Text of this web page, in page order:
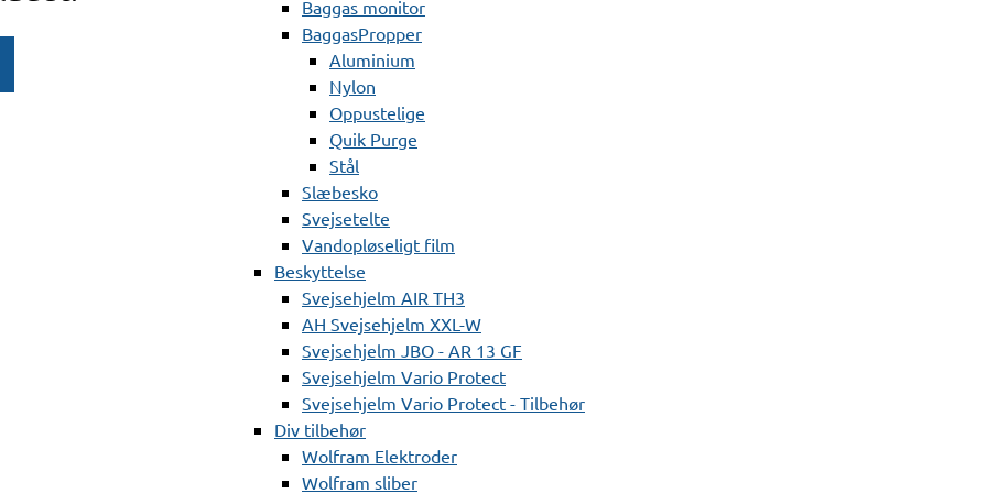
Baggas monitor
BaggasPropper
Aluminium
Nylon
Oppustelige
Quik Purge
Stål
Slæbesko
Svejsetelte
Vandopløseligt film
Beskyttelse
Svejsehjelm AIR TH3
AH Svejsehjelm XXL-W
Svejsehjelm JBO - AR 13 GF
Svejsehjelm Vario Protect
Svejsehjelm Vario Protect - Tilbehør
Div tilbehør
Wolfram Elektroder
Wolfram sliber